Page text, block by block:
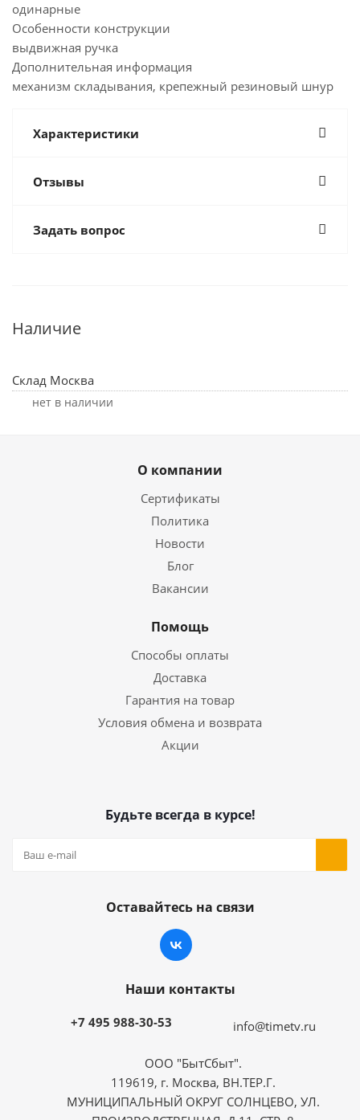
одинарные
Особенности конструкции
выдвижная ручка
Дополнительная информация
механизм складывания, крепежный резиновый шнур
Характеристики
Отзывы
Задать вопрос
Наличие
Склад Москва
Нет в наличии
О компании
Сертификаты
Политика
Новости
Блог
Вакансии
Помощь
Способы оплаты
Доставка
Гарантия на товар
Условия обмена и возврата
Акции
Будьте всегда в курсе!
Оставайтесь на связи
Наши контакты
+7 495 988-30-53 info@timetv.ru
ООО "БытСбыт".
119619, г. Москва, ВН.ТЕР.Г.
МУНИЦИПАЛЬНЫЙ ОКРУГ СОЛНЦЕВО, УЛ.